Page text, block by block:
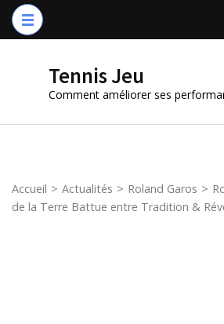
Aller
au
(PressezTennis Jeu
Comment améliorer ses
Accueil > Actualités > Roland Garos >
de la Terre Battue entre Tradition &